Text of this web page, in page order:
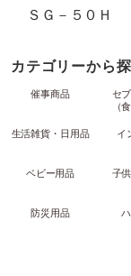
ＳＧ－５０Ｈ
カテゴリーから
催事商品
セ
（
生活雑貨・日用品
イ
ベビー用品
子
防災用品